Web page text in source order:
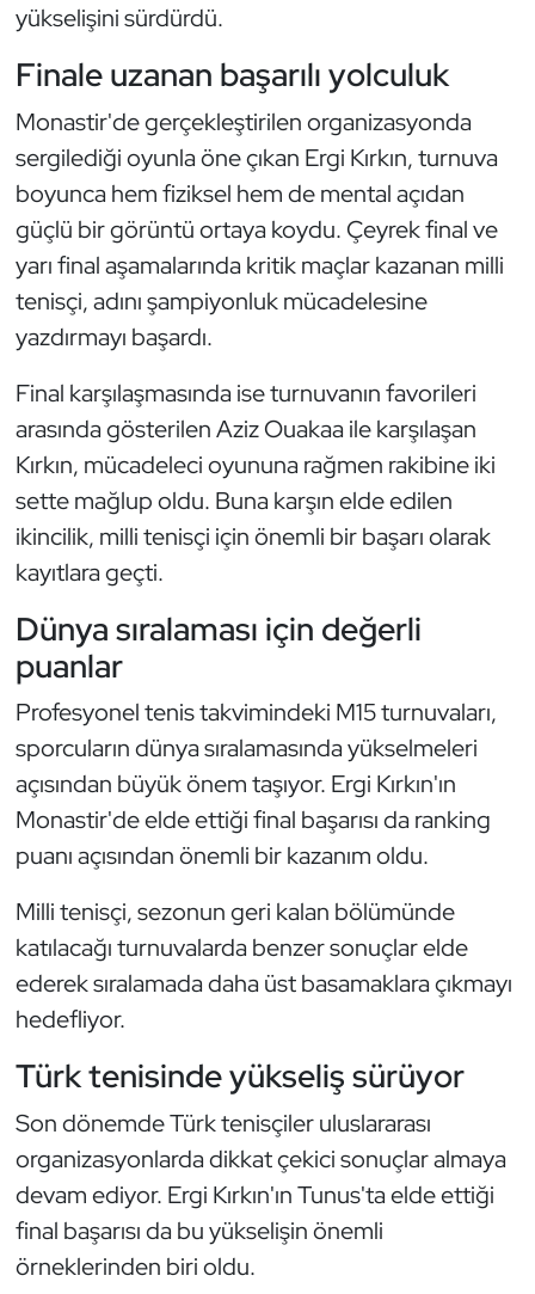
yükselişini sürdürdü.
Finale uzanan başarılı yolculuk
Monastir'de gerçekleştirilen organizasyonda
sergilediği oyunla öne çıkan Ergi Kırkın, turnuva
boyunca hem fiziksel hem de mental açıdan
güçlü bir görüntü ortaya koydu. Çeyrek final ve
yarı final aşamalarında kritik maçlar kazanan milli
tenisçi, adını şampiyonluk mücadelesine
yazdırmayı başardı.
Final karşılaşmasında ise turnuvanın favorileri
arasında gösterilen Aziz Ouakaa ile karşılaşan
Kırkın, mücadeleci oyununa rağmen rakibine iki
sette mağlup oldu. Buna karşın elde edilen
ikincilik, milli tenisçi için önemli bir başarı olarak
kayıtlara geçti.
Dünya sıralaması için değerli
puanlar
Profesyonel tenis takvimindeki M15 turnuvaları,
sporcuların dünya sıralamasında yükselmeleri
açısından büyük önem taşıyor. Ergi Kırkın'ın
Monastir'de elde ettiği final başarısı da ranking
puanı açısından önemli bir kazanım oldu.
Milli tenisçi, sezonun geri kalan bölümünde
katılacağı turnuvalarda benzer sonuçlar elde
ederek sıralamada daha üst basamaklara çıkmayı
hedefliyor.
Türk tenisinde yükseliş sürüyor
Son dönemde Türk tenisçiler uluslararası
organizasyonlarda dikkat çekici sonuçlar almaya
devam ediyor. Ergi Kırkın'ın Tunus'ta elde ettiği
final başarısı da bu yükselişin önemli
örneklerinden biri oldu.
Kano ve Rafting
Karate
Kayak
Kempo
Kick Boks
Masa Tenisi
Modern Pentatlon
Motor Sporları
Okçuluk
Optimist
Oryantiring
Özel Sporcular
Paralimpik
Ragbi
Satranç
Sualtı Sporları
Tekvando
Tenis